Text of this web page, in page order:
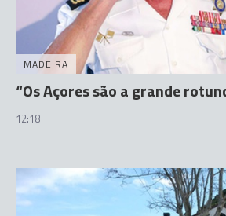
MADEIRA
“Os Açores são a grande
12:18